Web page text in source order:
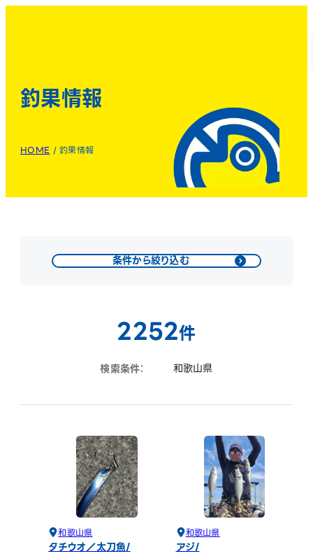
釣果情報
HOME /釣果情報
条件から絞り込む
2252件
検索条件： 和歌山県
和歌山県
タチウオ／太刀魚
和歌山県
アジ